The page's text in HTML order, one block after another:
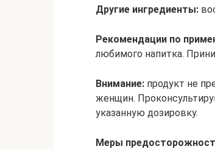
Другие ингредиенты:
Рекомендации по
любимого напитка.
Внимание: продукт не
женщин.
указанную дозировку.
Меры